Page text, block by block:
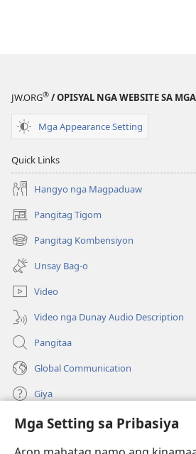
Mga Setting sa Pribasiya
JW.ORG® / OPISYAL NGA WEBSITE SA
Mga Appearance Setting
Quick Links
Hangyo nga Magpaduaw
Pangitag Tigom
(mo-
open
ug
bag-
ong
window)
Pangitag Kombensiyon
(mo-
open
ug
bag-
ong
window)
Unsay Bag-o
Video
Video nga Dunay Audio Description
Pangitaa
Global Communication
Giya
Donasyon
(mo-
open